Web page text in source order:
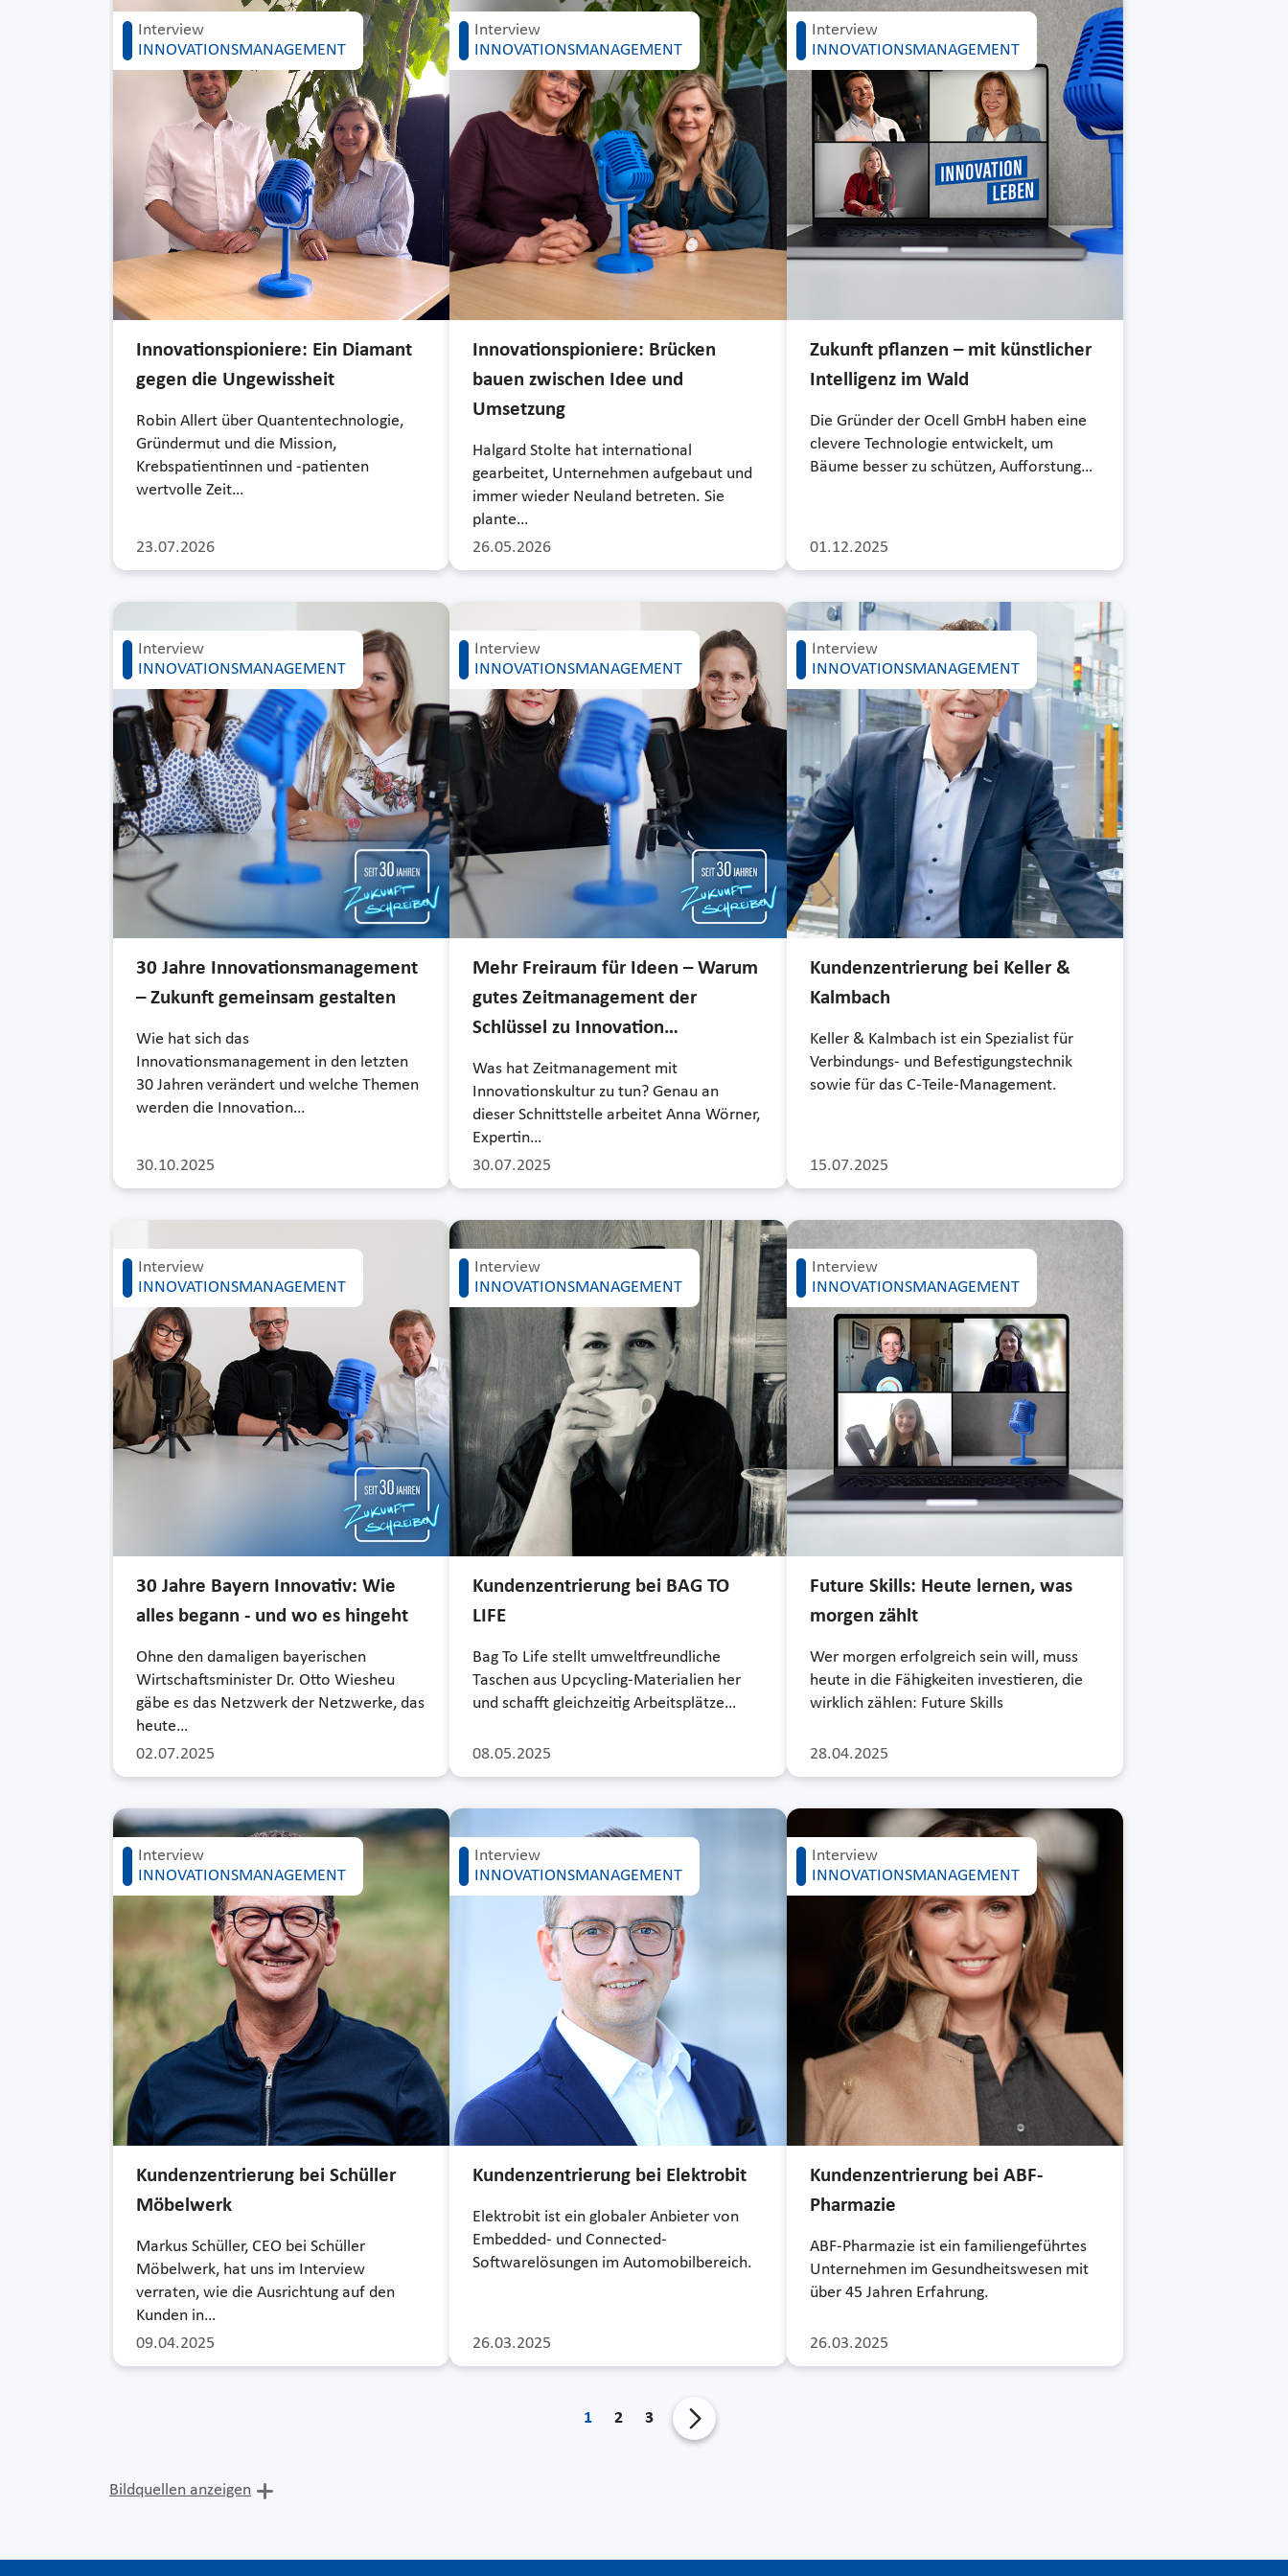
Interview
INNOVATIONSMANAGEMENT
23.07.2026
Innovationspioniere: Ein Diamant
gegen die Ungewissheit
Robin Allert über Quantentechnologie,
Gründermut und die Mission,
Krebspatientinnen und -patienten
wertvolle Zeit…
Interview
INNOVATIONSMANAGEMENT
26.05.2026
Innovationspioniere: Brücken
bauen zwischen Idee und
Umsetzung
Halgard Stolte hat international
gearbeitet, Unternehmen aufgebaut und
immer wieder Neuland betreten. Sie
plante…
Interview
INNOVATIONSMANAGEMENT
01.12.2025
Zukunft pflanzen – mit künstlicher
Intelligenz im Wald
Die Gründer der Ocell GmbH haben eine
clevere Technologie entwickelt, um
Bäume besser zu schützen, Aufforstung…
Interview
INNOVATIONSMANAGEMENT
30.10.2025
30 Jahre Innovationsmanagement
– Zukunft gemeinsam gestalten
Wie hat sich das
Innovationsmanagement in den letzten
30 Jahren verändert und welche Themen
werden die Innovation…
Interview
INNOVATIONSMANAGEMENT
30.07.2025
Mehr Freiraum für Ideen – Warum
gutes Zeitmanagement der
Schlüssel zu Innovation…
Was hat Zeitmanagement mit
Innovationskultur zu tun? Genau an
dieser Schnittstelle arbeitet Anna Wörner,
Expertin…
Interview
INNOVATIONSMANAGEMENT
15.07.2025
Kundenzentrierung bei Keller &
Kalmbach
Keller & Kalmbach ist ein Spezialist für
Verbindungs- und Befestigungstechnik
sowie für das C-Teile-Management.
Interview
INNOVATIONSMANAGEMENT
02.07.2025
30 Jahre Bayern Innovativ: Wie
alles begann - und wo es hingeht
Ohne den damaligen bayerischen
Wirtschaftsminister Dr. Otto Wiesheu
gäbe es das Netzwerk der Netzwerke, das
heute…
Interview
INNOVATIONSMANAGEMENT
08.05.2025
Kundenzentrierung bei BAG TO
LIFE
Bag To Life stellt umweltfreundliche
Taschen aus Upcycling-Materialien her
und schafft gleichzeitig Arbeitsplätze…
Interview
INNOVATIONSMANAGEMENT
28.04.2025
Future Skills: Heute lernen, was
morgen zählt
Wer morgen erfolgreich sein will, muss
heute in die Fähigkeiten investieren, die
wirklich zählen: Future Skills
Interview
INNOVATIONSMANAGEMENT
09.04.2025
Kundenzentrierung bei Schüller
Möbelwerk
Markus Schüller, CEO bei Schüller
Möbelwerk, hat uns im Interview
verraten, wie die Ausrichtung auf den
Kunden in…
Interview
INNOVATIONSMANAGEMENT
26.03.2025
Kundenzentrierung bei Elektrobit
Elektrobit ist ein globaler Anbieter von
Embedded- und Connected-
Softwarelösungen im Automobilbereich.
Interview
INNOVATIONSMANAGEMENT
26.03.2025
Kundenzentrierung bei ABF-
Pharmazie
ABF-Pharmazie ist ein familiengeführtes
Unternehmen im Gesundheitswesen mit
über 45 Jahren Erfahrung.
1 2 3
Bildquellen anzeigen